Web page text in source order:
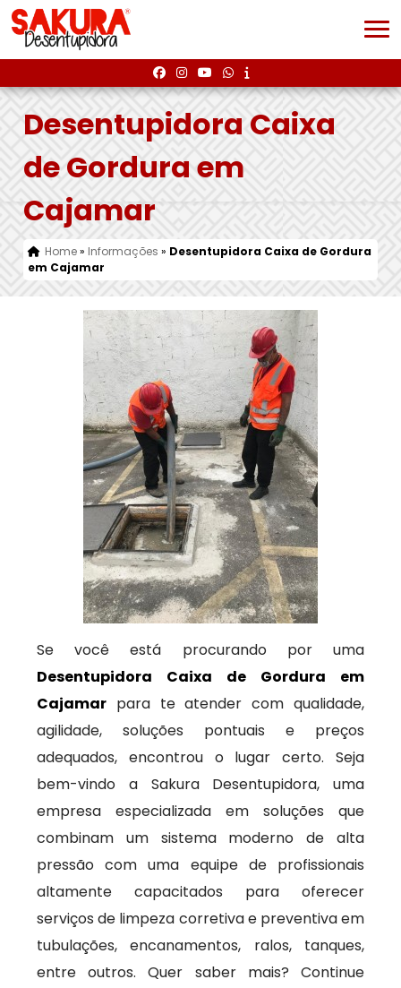
Desentupidora Caixa
de Gordura em
Cajamar
Home» Informações » Desentupidora Caixa de Gordura
em Cajamar
Se você está procurando por uma
Desentupidora Caixa de Gordura em
Cajamar para te atender com qualidade,
agilidade, soluções pontuais e preços
adequados, encontrou o lugar certo. Seja
bem-vindo a Sakura Desentupidora, uma
empresa especializada em soluções que
combinam um sistema moderno de alta
pressão com uma equipe de profissionais
altamente capacitados para oferecer
serviços de limpeza corretiva e preventiva em
tubulações, encanamentos, ralos, tanques,
entre outros. Quer saber mais? Continue